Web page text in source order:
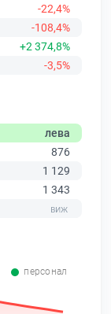
-22,4%
-108,4%
+2 374,8%
-3,5%
лева
876
1 129
1 343
персонал